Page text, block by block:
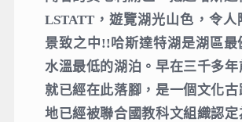
LSTATT，遊覽湖光山色，令人
景致之中!!哈斯達特湖是湖區最
水溫最低的湖泊。早在三千多年
就已經在此落腳，是一個文化
地已經被聯合國教科文組織認